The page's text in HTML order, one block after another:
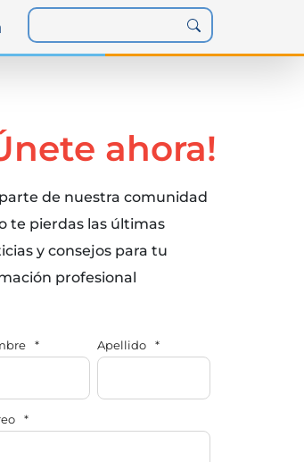
ahora!
de nuestra comunidad
te pierdas las últimas
y consejos para tu
profesional
* Apellido *
*